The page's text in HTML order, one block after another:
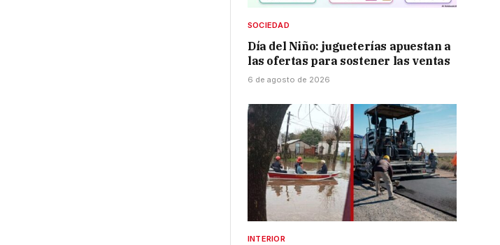
SOCIEDAD
Día del Niño: jugueterías apuestan a
las ofertas para sostener las ventas
6 de agosto de 2026
INTERIOR